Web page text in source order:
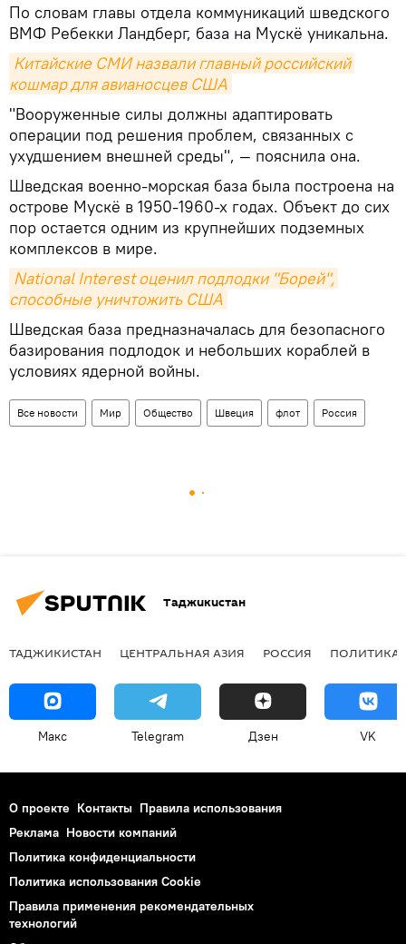
По словам главы отдела коммуникаций шведского
ВМФ Ребекки Ландберг, база на Мускё уникальна.
Китайские СМИ назвали главный российский
кошмар для авианосцев США
"Вооруженные силы должны адаптировать
операции под решения проблем, связанных с
ухудшением внешней среды", — пояснила она.
Шведская военно-морская база была построена на
острове Мускё в 1950-1960-х годах. Объект до сих
пор остается одним из крупнейших подземных
комплексов в мире.
National Interest оценил подлодки "Борей",
способные уничтожить США
Шведская база предназначалась для безопасного
базирования подлодок и небольших кораблей в
условиях ядерной войны.
Все новости Мир Общество Швеция флот Россия
Таджикистан
ТАДЖИКИСТАН ЦЕНТРАЛЬНАЯ АЗИЯ РОССИЯ ПОЛИТИКА
Макс Telegram Дзен VK
О проекте Контакты Правила использования
Реклама Новости компаний
Политика конфиденциальности
Политика использования Cookie
Правила применения рекомендательных
технологий